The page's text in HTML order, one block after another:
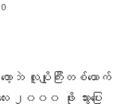
0
ာ့ဘဲ လူပျိုကြီးတစ်ယောက်
၀၀ ဖိုး သွားပြေး